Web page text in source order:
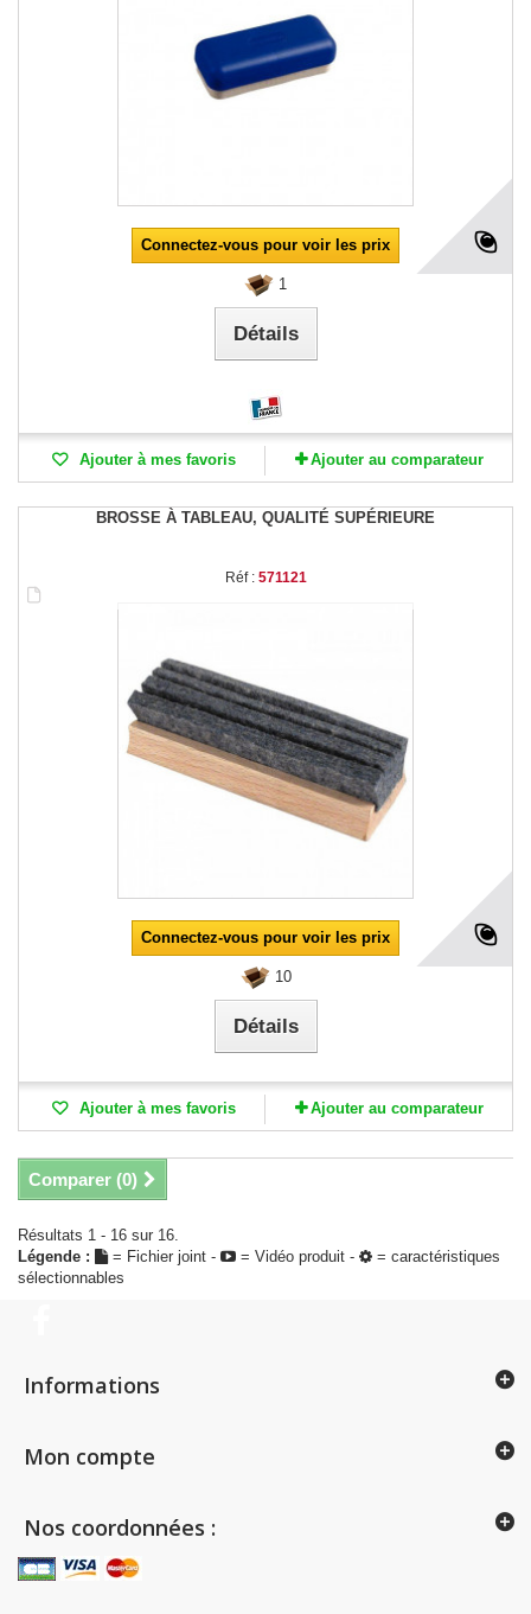
Connectez-vous pour voir les prix
1
Détails
Ajouter à mes favoris Ajouter au comparateur
BROSSE À TABLEAU, QUALITÉ SUPÉRIEURE
Réf : 571121
Connectez-vous pour voir les prix
10
Détails
Ajouter à mes favoris Ajouter au comparateur
Comparer (0)
Résultats 1 - 16 sur 16.
Légende :
= Fichier joint - = Vidéo produit -
= caractéristiques
sélectionnables
Informations
Mon compte
Nos coordonnées :